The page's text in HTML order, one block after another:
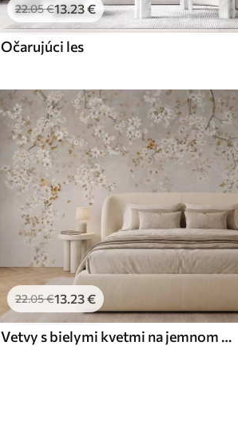
22.05€13.23€
Očarujúci les
22.05€13.23€
Vetvy s bielymi kvetmi na jemnom béžovom pozadí